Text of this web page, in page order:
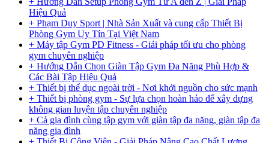
Hiệu Quả
+ Phạm Duy Sport | Nhà Sản Xuất và cung cấp Thiết Bị
Phòng Gym Uy Tín Tại Việt Nam
+ Máy tập Gym PD Fitness - Giải pháp tối ưu cho phòng
gym chuyên nghiệp
+ Hướng Dẫn Chọn Giàn Tập Gym Đa Năng Phù Hợp &
Các Bài Tập Hiệu Quả
+ Thiết bị thể dục ngoài trời - Nơi khởi nguồn cho sức mạnh
+ Thiết bị phòng gym - Sự lựa chọn hoàn hảo để xây dựng
không gian luyện tập chuyên nghiệp
+ Cả gia đình cùng tập gym với giàn tập đa năng, giàn tập đa
năng gia đình